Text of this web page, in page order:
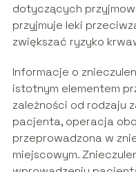
dotyczących
przyjmuje leki
zwiększać ryzyko
Informacje o
istotnym elementem
zależności od rodzaju
pacjenta, operacja
przeprowadzona w
miejscowym.